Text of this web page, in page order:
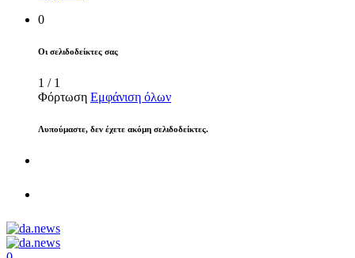
0
Οι σελιδοδείκτες σας
1 / 1
Φόρτωση Εμφάνιση όλων
Λυπούμαστε, δεν έχετε ακόμη σελιδοδείκτες.